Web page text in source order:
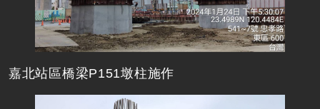
嘉北站區橋梁P151墩柱施作